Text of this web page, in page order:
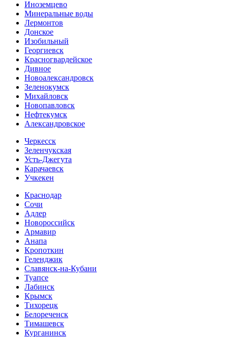
Иноземцево
Минеральные воды
Лермонтов
Донское
Изобильный
Георгиевск
Красногвардейское
Дивное
Новоалександровск
Зеленокумск
Михайловск
Новопавловск
Нефтекумск
Александровское
Черкесск
Зеленчукская
Усть-Джегута
Карачаевск
Учкекен
Краснодар
Сочи
Адлер
Новороссийск
Армавир
Анапа
Кропоткин
Геленджик
Славянск-на-Кубани
Туапсе
Лабинск
Крымск
Тихорецк
Белореченск
Тимашевск
Курганинск